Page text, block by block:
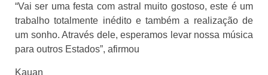
“Vai ser uma festa com astral muito gostoso, este é um
trabalho totalmente inédito e também a realização de
um sonho. Através dele, esperamos levar nossa música
para outros Estados”, afirmou
Kauan